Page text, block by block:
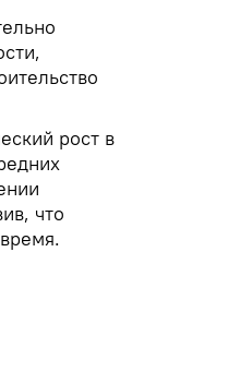
рост в
что